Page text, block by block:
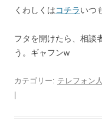
くわしくはコチラいつ
フタを開けたら、相談
う。ギャフンw
カテゴリー: テレフォン
|